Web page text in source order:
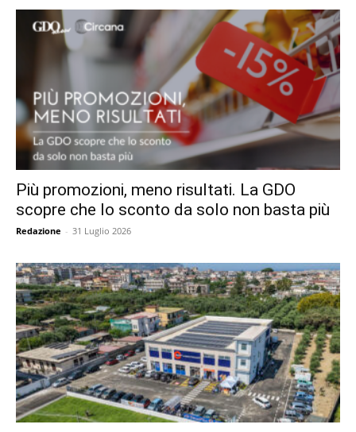
Più promozioni, meno risultati. La GDO
scopre che lo sconto da solo non basta più
Redazione - 31 Luglio 2026